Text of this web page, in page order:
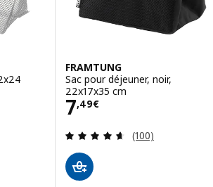
4.7 hors de 5 étoiles. Nombre total de
FRAMTUNG
Sac pour déjeuner, noir,
22x17x35 cm
7,49€
Prix 7,49€
Révision: 4.6
(100)